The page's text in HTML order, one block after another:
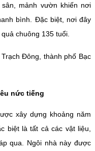
mảnh vườn khiến nơi
bình. Đặc biệt, nơi đây
chuông 135 tuổi.
Đông, thành phố Bạc
nức tiếng
xây dựng khoảng năm
biệt là tất cả các vật liệu,
qua. Ngôi nhà này được